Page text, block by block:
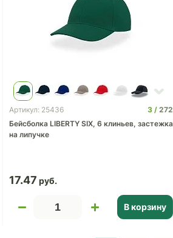
Артикул: 25436 3
272
Бейсболка LIBERTY SIX, 6 клиньев, застежка
на липучке
17.47
В корзину